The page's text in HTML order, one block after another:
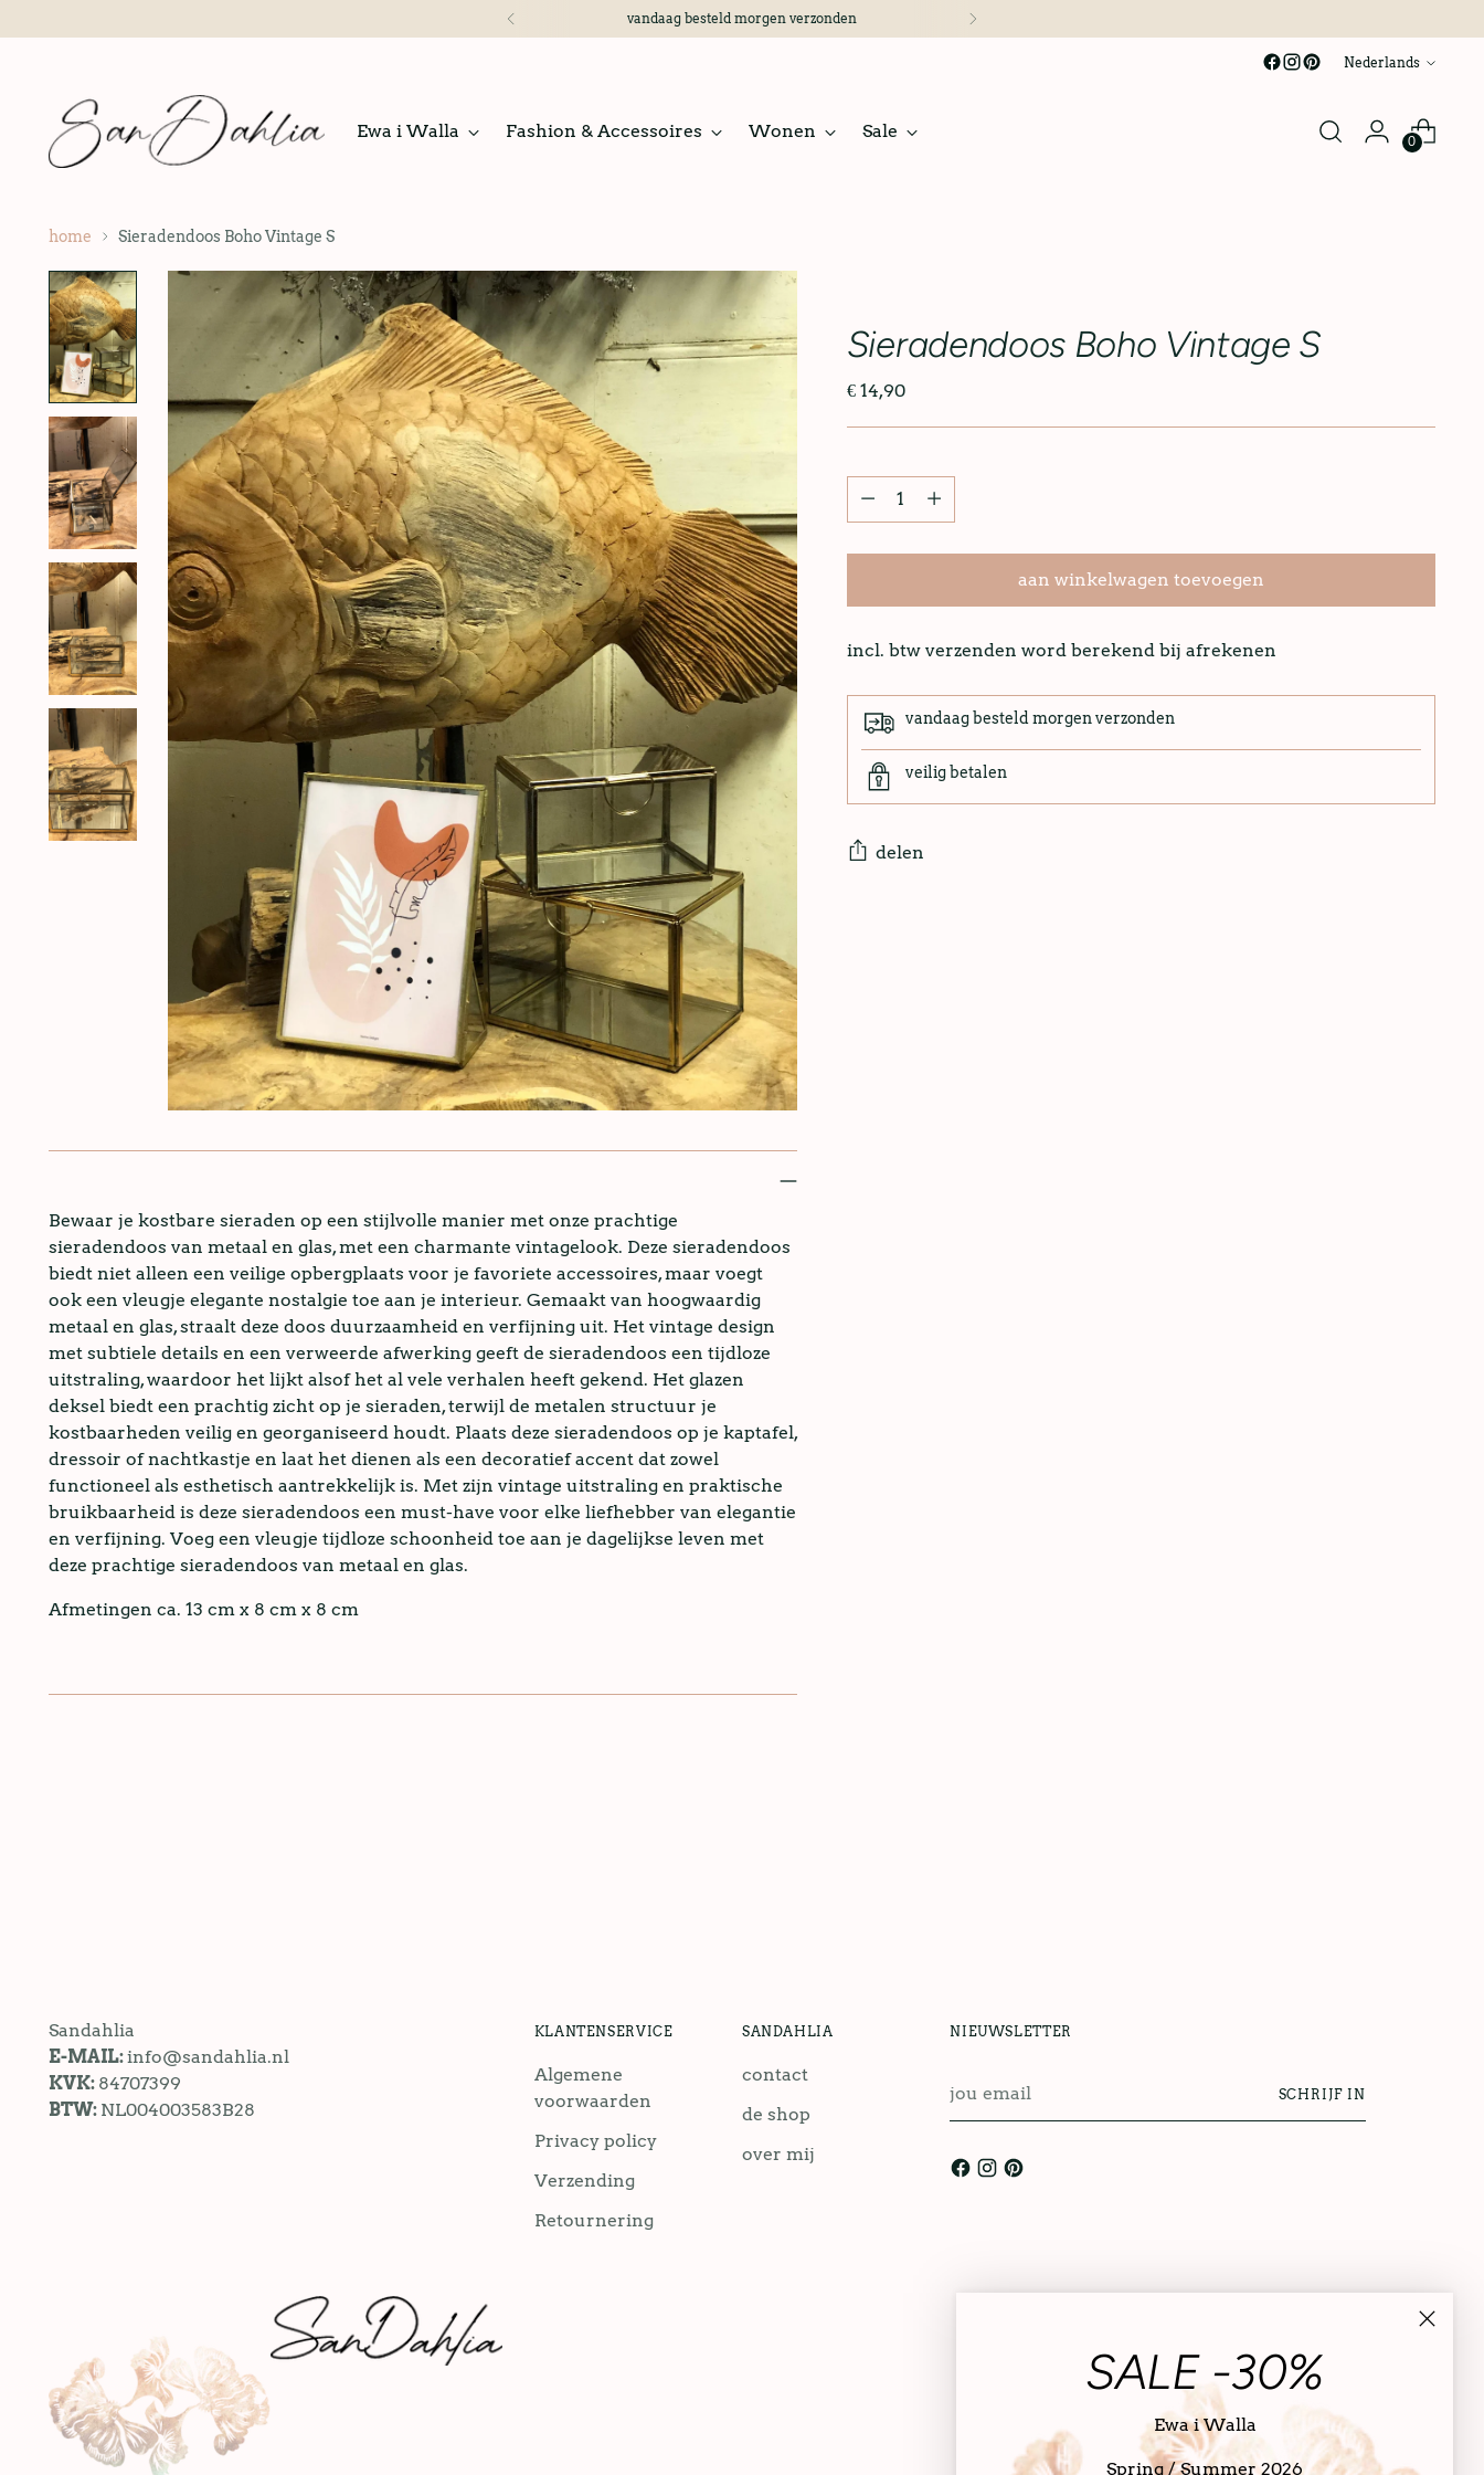
vandaag besteld morgen verzonden
taal
Nederlands
Ewa i Walla Fashion & Accessoires Wonen Sale
0
SALE -30%
Ewa i Walla
Spring / Summer 2026
home Sieradendoos Boho Vintage S
Bewaar je kostbare sieraden op een stijlvolle manier met onze prachtige
sieradendoos van metaal en glas, met een charmante vintagelook. Deze sieradendoos
biedt niet alleen een veilige opbergplaats voor je favoriete accessoires, maar voegt
ook een vleugje elegante nostalgie toe aan je interieur. Gemaakt van hoogwaardig
metaal en glas, straalt deze doos duurzaamheid en verfijning uit. Het vintage design
met subtiele details en een verweerde afwerking geeft de sieradendoos een tijdloze
uitstraling, waardoor het lijkt alsof het al vele verhalen heeft gekend. Het glazen
deksel biedt een prachtig zicht op je sieraden, terwijl de metalen structuur je
kostbaarheden veilig en georganiseerd houdt. Plaats deze sieradendoos op je kaptafel,
dressoir of nachtkastje en laat het dienen als een decoratief accent dat zowel
functioneel als esthetisch aantrekkelijk is. Met zijn vintage uitstraling en praktische
bruikbaarheid is deze sieradendoos een must-have voor elke liefhebber van elegantie
en verfijning. Voeg een vleugje tijdloze schoonheid toe aan je dagelijkse leven met
deze prachtige sieradendoos van metaal en glas.
Afmetingen ca. 13 cm x 8 cm x 8 cm
Sieradendoos Boho Vintage S
€ 14,90
aan winkelwagen toevoegen
incl. btw verzenden word berekend bij afrekenen
vandaag besteld morgen verzonden
veilig betalen
delen
Sandahlia
E-MAIL:info@sandahlia.nl
KVK: 84707399
BTW: NL004003583B28
KLANTENSERVICE
Algemene
voorwaarden
Privacy policy
Verzending
Retournering
SANDAHLIA
contact
de shop
over mij
NIEUWSLETTER
email
SCHRIJF IN